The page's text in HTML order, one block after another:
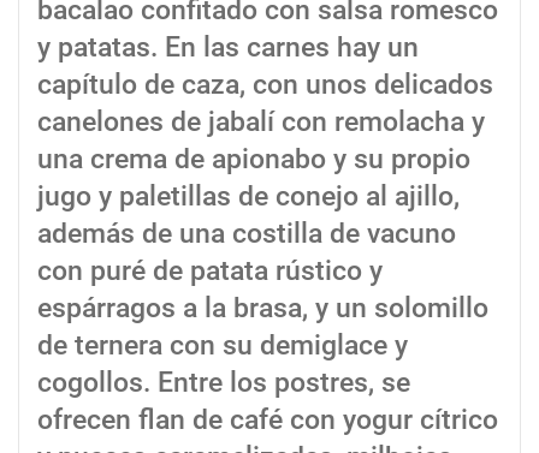
bacalao confitado con salsa romesco
y patatas. En las carnes hay un
capítulo de caza, con unos delicados
canelones de jabalí con remolacha y
una crema de apionabo y su propio
jugo y paletillas de conejo al ajillo,
además de una costilla de vacuno
con puré de patata rústico y
espárragos a la brasa, y un solomillo
de ternera con su demiglace y
cogollos. Entre los postres, se
ofrecen flan de café con yogur cítrico